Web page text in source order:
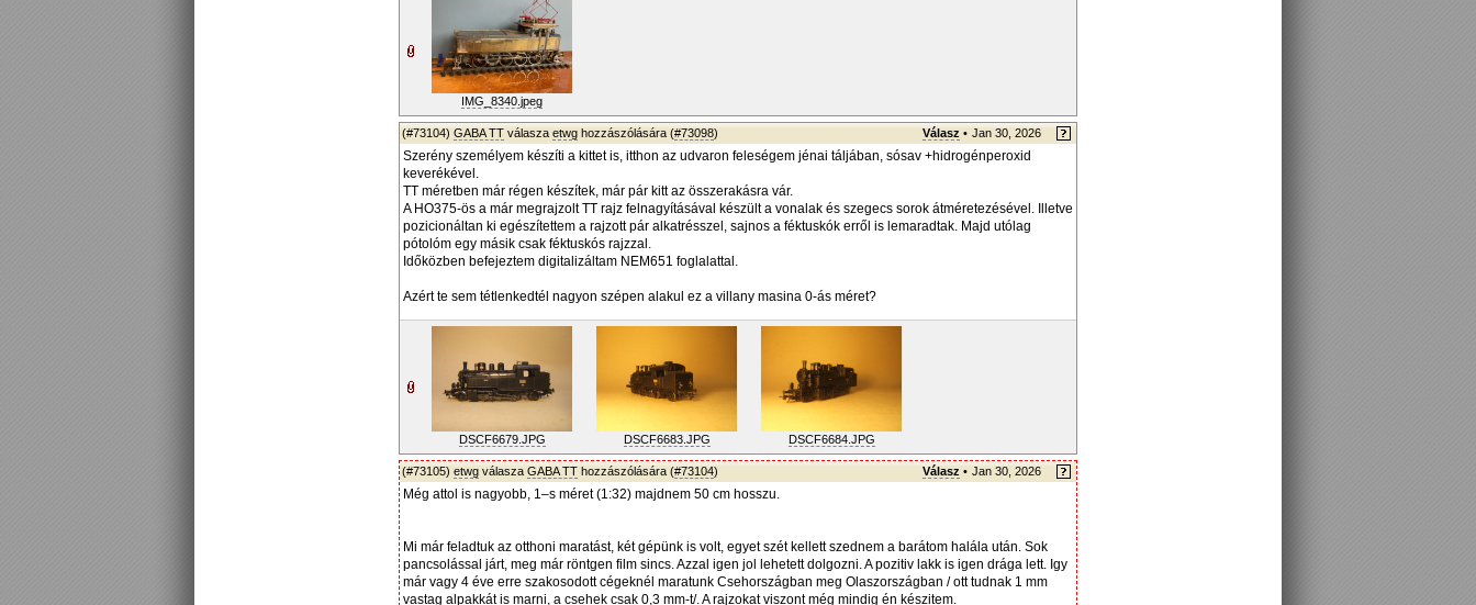
IMG_8340.jpeg
(#73104) GABA TT válasza etwg hozzászólására (#73098) Válasz • Jan 30, 2026
Szerény személyem készíti a kittet is, itthon az udvaron feleségem jénai táljában, sósav +hidrogénperoxid
keverékével.
TT méretben már régen készítek, már pár kitt az összerakásra vár.
A HO375-ös a már megrajzolt TT rajz felnagyításával készült a vonalak és szegecs sorok átméretezésével. Illetve
pozicionáltan ki egészítettem a rajzott pár alkatrésszel, sajnos a féktuskók erről is lemaradtak. Majd utólag
pótolóm egy másik csak féktuskós rajzzal.
Időközben befejeztem digitalizáltam NEM651 foglalattal.
Azért te sem tétlenkedtél nagyon szépen alakul ez a villany masina 0-ás méret?
DSCF6679.JPG DSCF6683.JPG DSCF6684.JPG
(#73105) etwg válasza GABA TT hozzászólására (#73104) Válasz • Jan 30, 2026
Még attol is nagyobb, 1–s méret (1:32) majdnem 50 cm hosszu.
Mi már feladtuk az otthoni maratást, két gépünk is volt, egyet szét kellett szednem a barátom halála után. Sok
pancsolással járt, meg már röntgen film sincs. Azzal igen jol lehetett dolgozni. A pozitiv lakk is igen drága lett. Igy
már vagy 4 éve erre szakosodott cégeknél maratunk Csehországban meg Olaszországban / ott tudnak 1 mm
vastag alpakkát is marni, a csehek csak 0,3 mm-t/. A rajzokat viszont még mindig én készitem.